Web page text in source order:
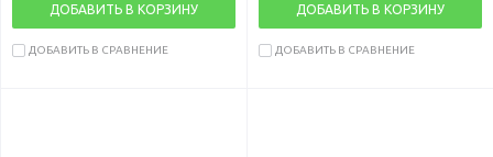
ДОБАВИТЬ В КОРЗИНУ
ДОБАВИТЬ В СРАВНЕНИЕ
ДОБАВИТЬ В КОРЗИНУ
ДОБАВИТЬ В СРАВНЕНИЕ